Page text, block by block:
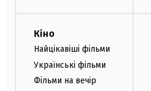
Кіно
Найцікавіші фільми
Українські фільми
Фільми на вечір